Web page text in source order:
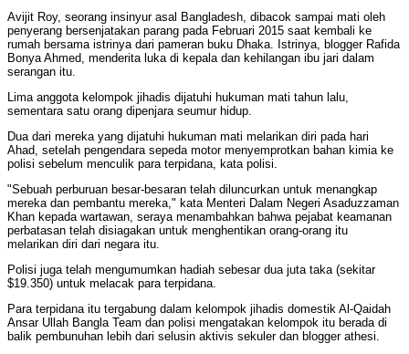
Avijit Roy, seorang insinyur asal Bangladesh, dibacok sampai mati oleh
penyerang bersenjatakan parang pada Februari 2015 saat kembali ke
rumah bersama istrinya dari pameran buku Dhaka. Istrinya, blogger Rafida
Bonya Ahmed, menderita luka di kepala dan kehilangan ibu jari dalam
serangan itu.
Lima anggota kelompok jihadis dijatuhi hukuman mati tahun lalu,
sementara satu orang dipenjara seumur hidup.
Dua dari mereka yang dijatuhi hukuman mati melarikan diri pada hari
Ahad, setelah pengendara sepeda motor menyemprotkan bahan kimia ke
polisi sebelum menculik para terpidana, kata polisi.
"Sebuah perburuan besar-besaran telah diluncurkan untuk menangkap
mereka dan pembantu mereka," kata Menteri Dalam Negeri Asaduzzaman
Khan kepada wartawan, seraya menambahkan bahwa pejabat keamanan
perbatasan telah disiagakan untuk menghentikan orang-orang itu
melarikan diri dari negara itu.
Polisi juga telah mengumumkan hadiah sebesar dua juta taka (sekitar
$19.350) untuk melacak para terpidana.
Para terpidana itu tergabung dalam kelompok jihadis domestik Al-Qaidah
Ansar Ullah Bangla Team dan polisi mengatakan kelompok itu berada di
balik pembunuhan lebih dari selusin aktivis sekuler dan blogger athesi.